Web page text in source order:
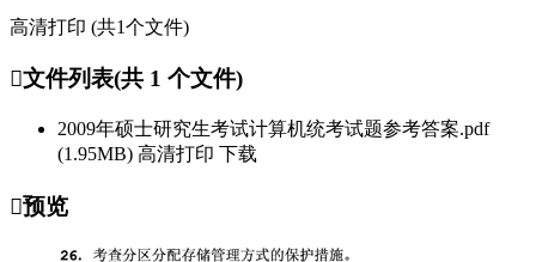
高清打印 (共1个文件)
文件列表(共 1 个文件)
2009年硕士研究生考试计算机统考试题参考答案.pdf
(1.95MB) 高清打印 下载
预览